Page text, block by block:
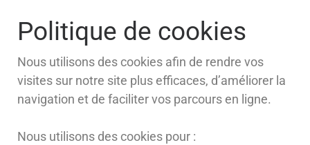
Politique de cookies
Nous utilisons des cookies afin de rendre vos
visites sur notre site plus efficaces, d’améliorer la
navigation et de faciliter vos parcours en ligne.
Nous utilisons des cookies pour :